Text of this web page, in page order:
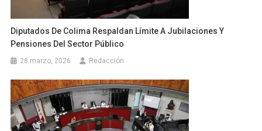
Diputados De Colima Respaldan Límite A Jubilaciones Y
Pensiones Del Sector Público
28 marzo, 2026 Redacción